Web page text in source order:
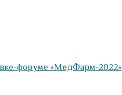
форуме «МедФарм-2022»